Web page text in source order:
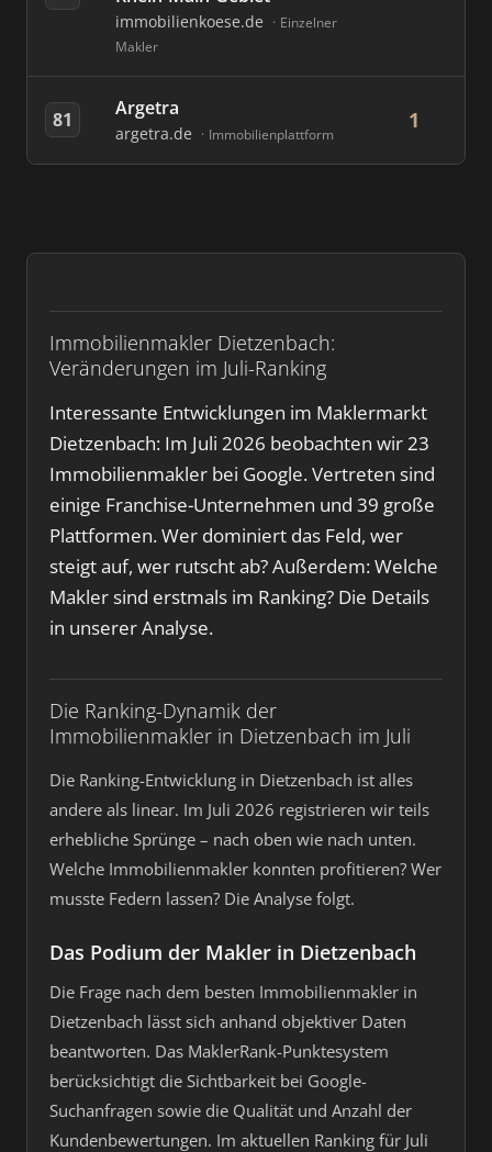
Immobilienmakler Dietzenbach:
Veränderungen im Juli-Ranking
Interessante Entwicklungen im Maklermarkt
Dietzenbach: Im Juli 2026 beobachten wir 23
Immobilienmakler bei Google. Vertreten sind
einige Franchise-Unternehmen und 39 große
Plattformen. Wer dominiert das Feld, wer
steigt auf, wer rutscht ab? Außerdem: Welche
Makler sind erstmals im Ranking? Die Details
in unserer Analyse.
Die Ranking-Dynamik der
Immobilienmakler in Dietzenbach im Juli
Die Ranking-Entwicklung in Dietzenbach ist alles
andere als linear. Im Juli 2026 registrieren wir teils
erhebliche Sprünge – nach oben wie nach unten.
Welche Immobilienmakler konnten profitieren? Wer
musste Federn lassen? Die Analyse folgt.
Das Podium der Makler in Dietzenbach
Die Frage nach dem besten Immobilienmakler in
Dietzenbach lässt sich anhand objektiver Daten
beantworten. Das MaklerRank-Punktesystem
berücksichtigt die Sichtbarkeit bei Google-
Suchanfragen sowie die Qualität und Anzahl der
Kundenbewertungen. Im aktuellen Ranking für Juli
immobilienkoese.de
Einzelner
Makler
81 Argetra
argetra.de Immobilienplattform
1